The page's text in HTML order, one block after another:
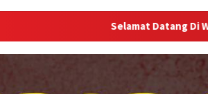
Selamat Datang Di Website